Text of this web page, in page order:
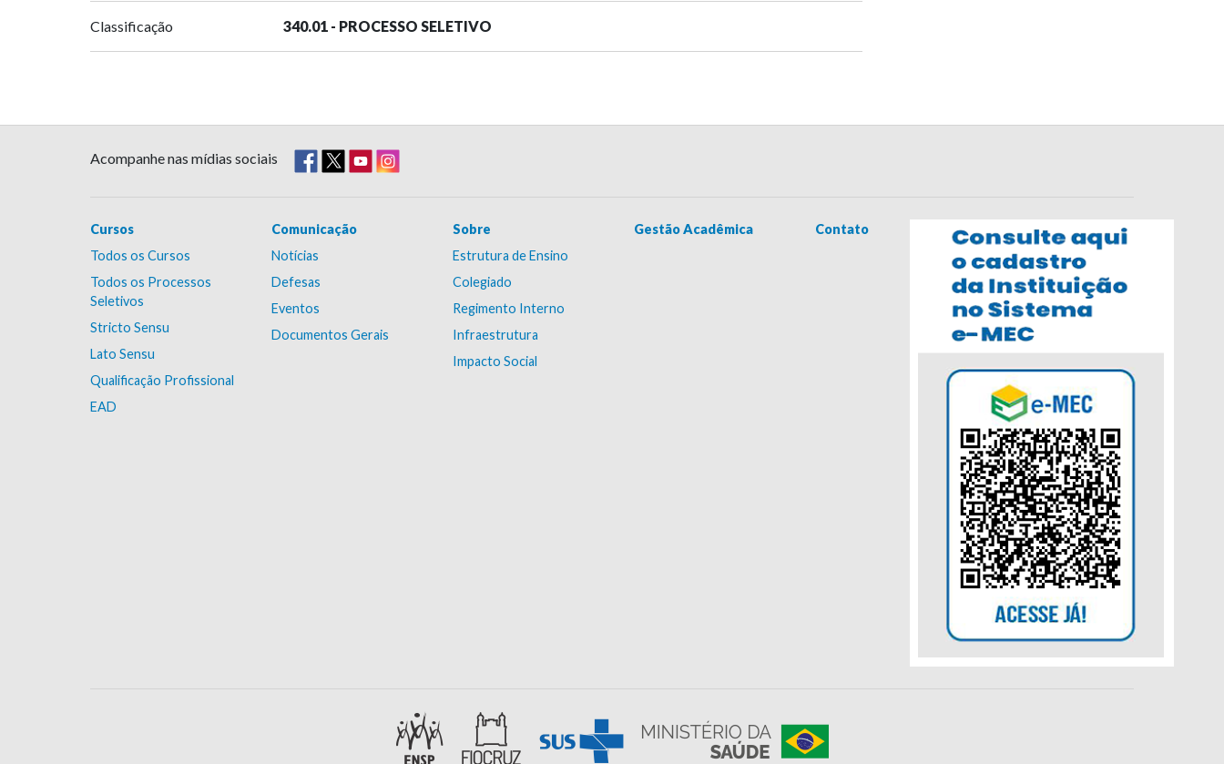
Classificação 340.01 - PROCESSO SELETIVO
Acompanhe nas mídias sociais
Cursos
Todos os Cursos
Todos os Processos
Seletivos
Stricto Sensu
Lato Sensu
Qualificação Profissional
EAD
Comunicação
Notícias
Defesas
Eventos
Documentos Gerais
Sobre
Estrutura de Ensino
Colegiado
Regimento Interno
Infraestrutura
Impacto Social
Gestão Acadêmica Contato